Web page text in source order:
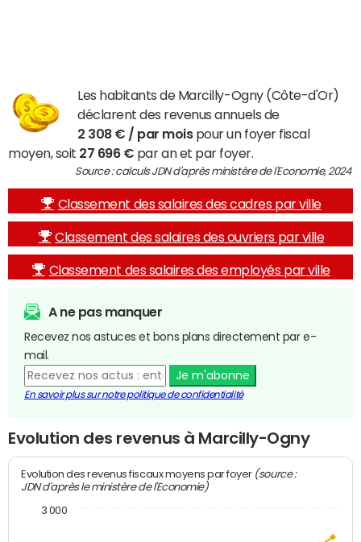
Les habitants de Marcilly-Ogny (Côte-d'Or)
déclarent des revenus annuels de
2 308 € / par moispour un foyer fiscal
moyen, soit 27 696 € par an et par foyer.
Source : calculs JDN d'après ministère de l'Economie, 2024
Classement des salaires des cadres par ville
Classement des salaires des ouvriers par ville
Classement des salaires des employés par ville
A ne pas manquer
Recevez nos astuces et bons plans directement par e-
mail.
Je m'abonne
En savoir plus sur notre politique de confidentialité
Evolution des revenus à Marcilly-Ogny
Evolution des revenus fiscaux moyens par foyer (source :
JDN d'après le ministère de l'Economie)
3 000